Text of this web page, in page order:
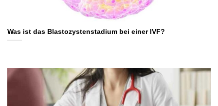
Was ist das Blastozystenstadium bei einer IVF?